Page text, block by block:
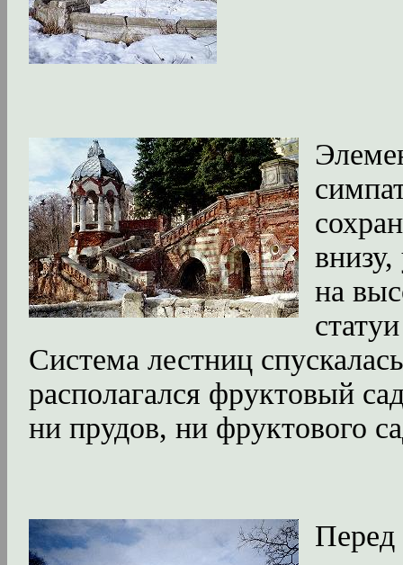
на
Система лестниц
располагался фруктовый
ни прудов, ни фруктового
Перед